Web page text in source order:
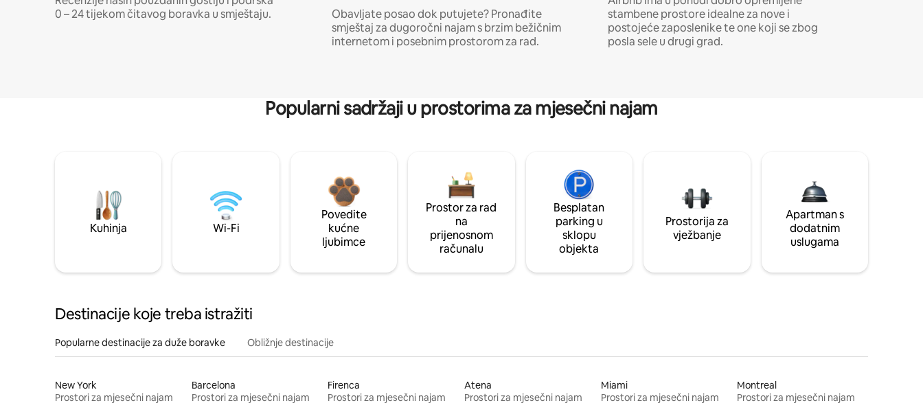
0 – 24 tijekom čitavog boravka u smještaju.
Obavljate posao dok putujete? Pronađite
smještaj za dugoročni najam s brzim bežičnim
internetom i posebnim prostorom za rad.
stambene prostore idealne za nove i
postojeće zaposlenike te one koji se zbog
posla sele u drugi grad.
Popularni sadržaji u prostorima za mjesečni najam
Kuhinja Wi-Fi
Povedite
kućne
ljubimce
Prostor za rad
na
prijenosnom
računalu
Besplatan
parking u
sklopu
objekta
Prostorija za
vježbanje
Apartman s
dodatnim
uslugama
Destinacije koje treba istražiti
Popularne destinacije za duže boravke Obližnje destinacije
New York
Prostori za mjesečni najam
Barcelona
Prostori za mjesečni najam
Firenca
Prostori za mjesečni najam
Atena
Prostori za mjesečni najam
Miami
Prostori za mjesečni najam
Montreal
Prostori za mjesečni najam